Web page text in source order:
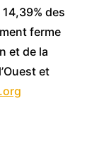
des
ferme
et de la
et